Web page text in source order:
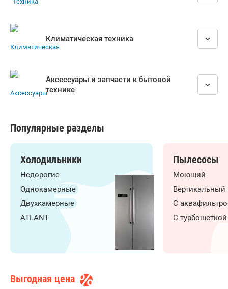
Климатическая техника
Аксессуары и запчасти к бытовой
технике
Популярные разделы
Холодильники
Недорогие
Однокамерные
Двухкамерные
ATLANT
Пылесосы
Моющий
Вертикальный
С
С турбощеткой
Выгодная цена